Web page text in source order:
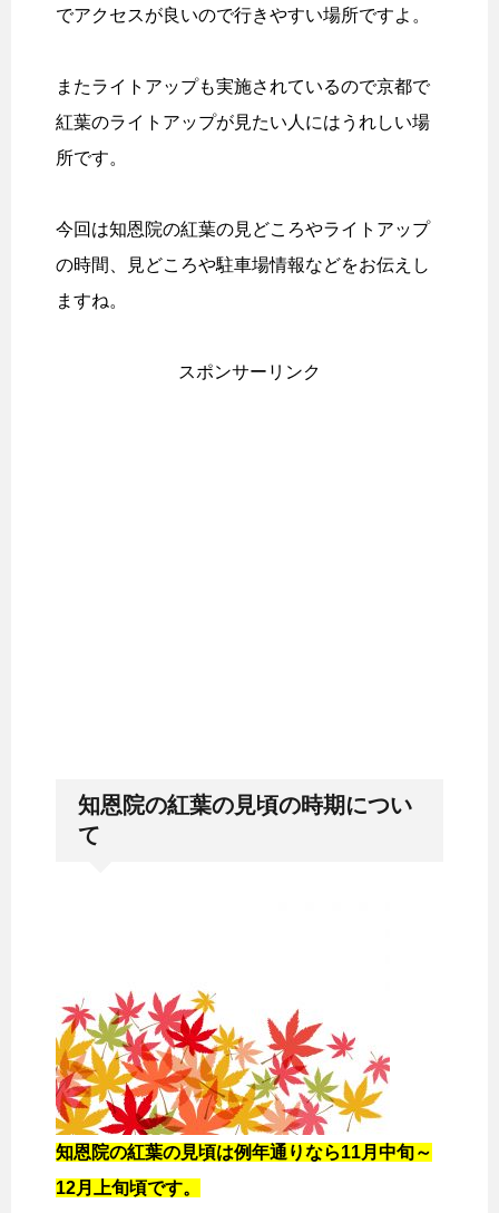
でアクセスが良いので行きやすい場所ですよ。
またライトアップも実施されているので京都で
紅葉のライトアップが見たい人にはうれしい場
所です。
今回は知恩院の紅葉の見どころやライトアップ
の時間、見どころや駐車場情報などをお伝えし
ますね。
スポンサーリンク
知恩院の紅葉の見頃の時期につい
て
知恩院の紅葉の見頃は例年通りなら11月中旬～
12月上旬頃です。